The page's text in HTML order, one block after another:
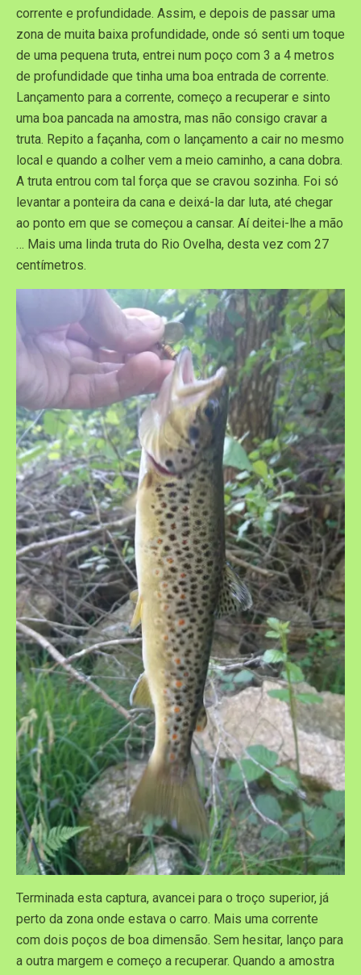
corrente e profundidade. Assim, e depois de passar uma
zona de muita baixa profundidade, onde só senti um toque
de uma pequena truta, entrei num poço com 3 a 4 metros
de profundidade que tinha uma boa entrada de corrente.
Lançamento para a corrente, começo a recuperar e sinto
uma boa pancada na amostra, mas não consigo cravar a
truta. Repito a façanha, com o lançamento a cair no mesmo
local e quando a colher vem a meio caminho, a cana dobra.
A truta entrou com tal força que se cravou sozinha. Foi só
levantar a ponteira da cana e deixá-la dar luta, até chegar
ao ponto em que se começou a cansar. Aí deitei-lhe a mão
… Mais uma linda truta do Rio Ovelha, desta vez com 27
centímetros.
Terminada esta captura, avancei para o troço superior, já
perto da zona onde estava o carro. Mais uma corrente
com dois poços de boa dimensão. Sem hesitar, lanço para
a outra margem e começo a recuperar. Quando a amostra